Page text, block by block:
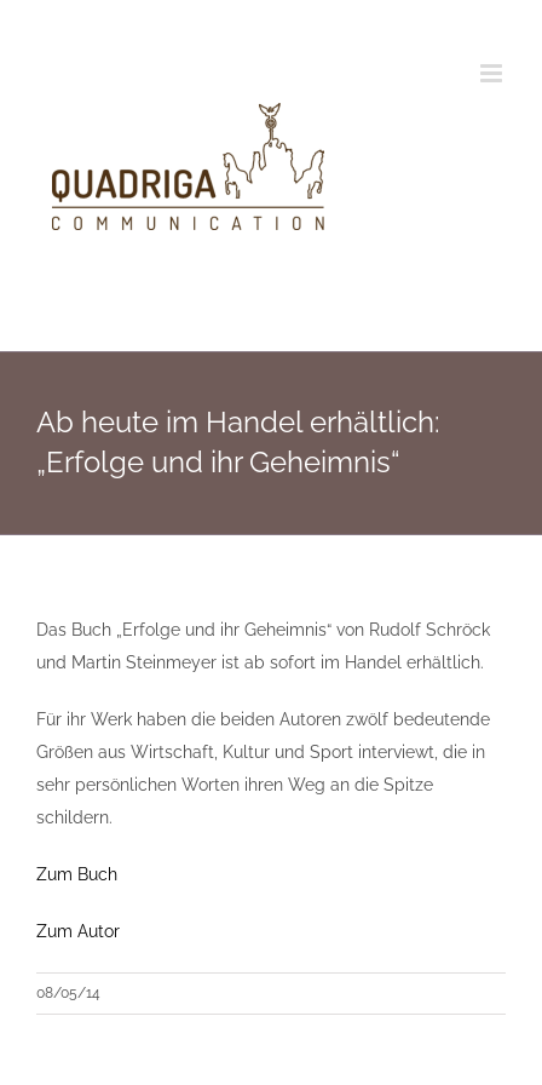
Ab heute im Handel erhältlich:
„Erfolge und ihr Geheimnis“
Das Buch „Erfolge und ihr Geheimnis“ von Rudolf Schröck
und Martin Steinmeyer ist ab sofort im Handel erhältlich.
Für ihr Werk haben die beiden Autoren zwölf bedeutende
Größen aus Wirtschaft, Kultur und Sport interviewt, die in
sehr persönlichen Worten ihren Weg an die Spitze
schildern.
Zum Buch
Zum Autor
08/05/14